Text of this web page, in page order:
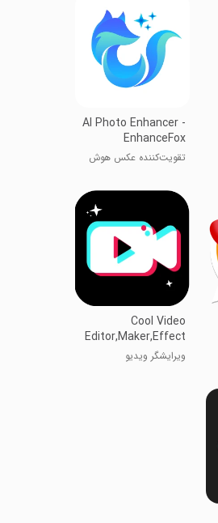
AI Photo Enhancer -
EnhanceFox
تقویت‌کننده عکس هوش
Cool Video
Editor,Maker,Effect
ویرایشگر ویدیو